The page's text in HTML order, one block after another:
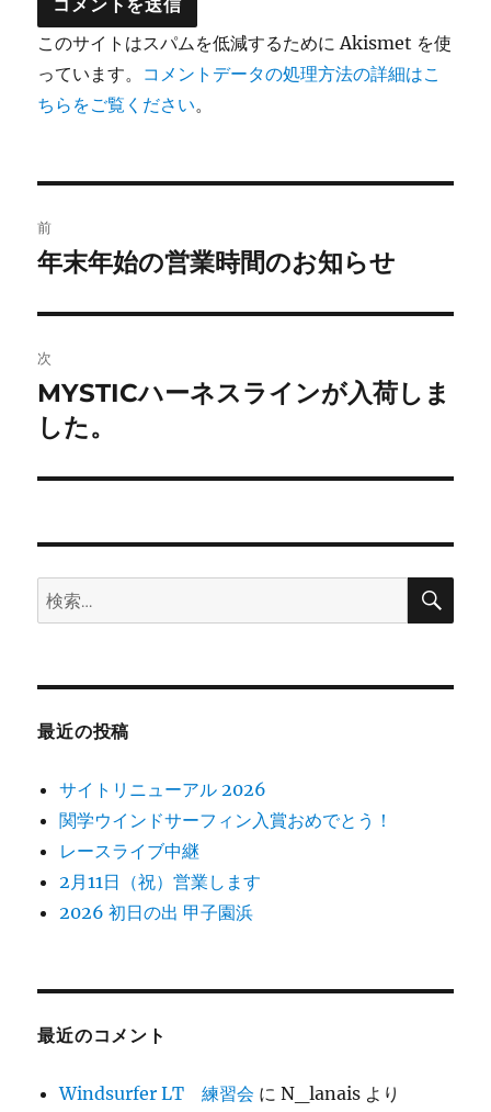
このサイトはスパムを低減するために Akismet を使
っています。 コメントデータの処理方法の詳細はこ
ちらをご覧ください。
稿
ビ
ゲ
ー
シ
ン
前
前
投
稿:
年末年始の営業時間のお知らせ
次
次
の
稿:
MYSTICハーネスラインが入荷しま
した。
検
索:
検
最近の投稿
サイトリニューアル 2026
関学ウインドサーフィン入賞おめでとう！
レースライブ中継
2月11日（祝）営業します
2026 初日の出 甲子園浜
最近のコメント
Windsurfer LT 練習会 にN_lanais より